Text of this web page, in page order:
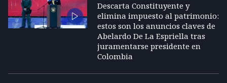
Descarta Constituyente y
elimina impuesto al patrimonio:
estos son los anuncios claves de
Abelardo De La Espriella tras
juramentarse presidente en
Colombia